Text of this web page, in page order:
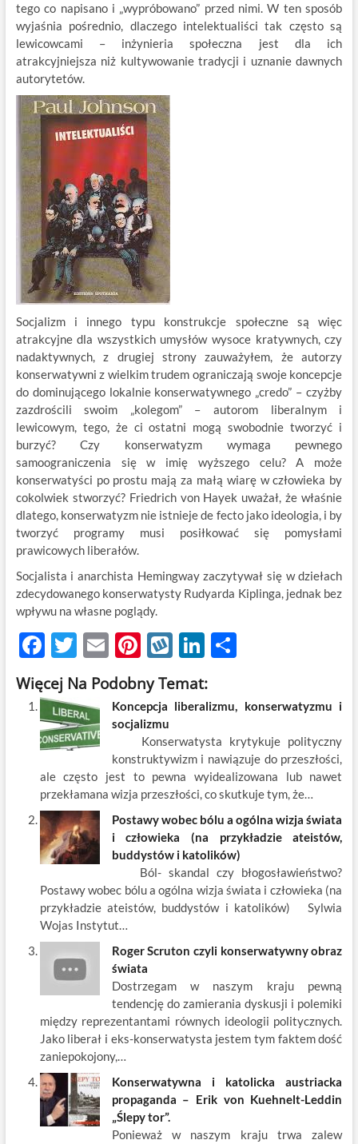
tego co napisano i „wypróbowano” przed nimi. W ten sposób
wyjaśnia pośrednio, dlaczego intelektualiści tak często są
lewicowcami – inżynieria społeczna jest dla ich
atrakcyjniejsza niż kultywowanie tradycji i uznanie dawnych
autorytetów.
Socjalizm i innego typu konstrukcje społeczne są więc
atrakcyjne dla wszystkich umysłów wysoce kratywnych, czy
nadaktywnych, z drugiej strony zauważyłem, że autorzy
konserwatywni z wielkim trudem ograniczają swoje koncepcje
do dominującego lokalnie konserwatywnego „credo” – czyżby
zazdrościli swoim „kolegom” – autorom liberalnym i
lewicowym, tego, że ci ostatni mogą swobodnie tworzyć i
burzyć? Czy konserwatyzm wymaga pewnego
samoograniczenia się w imię wyższego celu? A może
konserwatyści po prostu mają za małą wiarę w człowieka by
cokolwiek stworzyć? Friedrich von Hayek uważał, że właśnie
dlatego, konserwatyzm nie istnieje de fecto jako ideologia, i by
tworzyć programy musi posiłkować się pomysłami
prawicowych liberałów.
Socjalista i anarchista Hemingway zaczytywał się w dziełach
zdecydowanego konserwatysty Rudyarda Kiplinga, jednak bez
wpływu na własne poglądy.
F
ac
e
b
o
o
k
T
w
itt
er
E
m
ail
Pi
nt
er
es
t
W
k
p
Li
k
dI
n
S
ar
e
Więcej Na Podobny Temat:
Koncepcja liberalizmu, konserwatyzmu i
socjalizmu
Konserwatysta krytykuje polityczny
konstruktywizm i nawiązuje do przeszłości,
ale często jest to pewna wyidealizowana lub nawet
przekłamana wizja przeszłości, co skutkuje tym, że…
Postawy wobec bólu a ogólna wizja świata
i człowieka (na przykładzie ateistów,
buddystów i katolików)
Ból- skandal czy błogosławieństwo?
Postawy wobec bólu a ogólna wizja świata i człowieka (na
przykładzie ateistów, buddystów i katolików) Sylwia
Wojas Instytut…
Roger Scruton czyli konserwatywny obraz
świata
Dostrzegam w naszym kraju pewną
tendencję do zamierania dyskusji i polemiki
między reprezentantami równych ideologii politycznych.
Jako liberał i eks-konserwatysta jestem tym faktem dość
zaniepokojony,…
Konserwatywna i katolicka austriacka
propaganda – Erik von Kuehnelt-Leddin
„Ślepy tor”.
Ponieważ w naszym kraju trwa zalew